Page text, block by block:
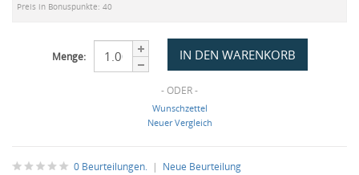
Preis in Bonuspunkte: 40
Menge:
- ODER -
Wunschzettel
Neuer Vergleich
0 Beurteilungen. | Neue Beurteilung